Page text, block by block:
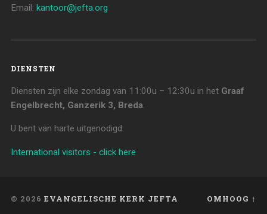
Email: kantoor@jefta.org
DIENSTEN
Diensten zijn elke zondag van 11:00u – 12:30u in het Graaf
Engelbrecht, Ganzerik 3, Breda.
U bent van harte uitgenodigd.
International visitors - click here
© 2026 EVANGELISCHE KERK JEFTA OMHOOG ↑